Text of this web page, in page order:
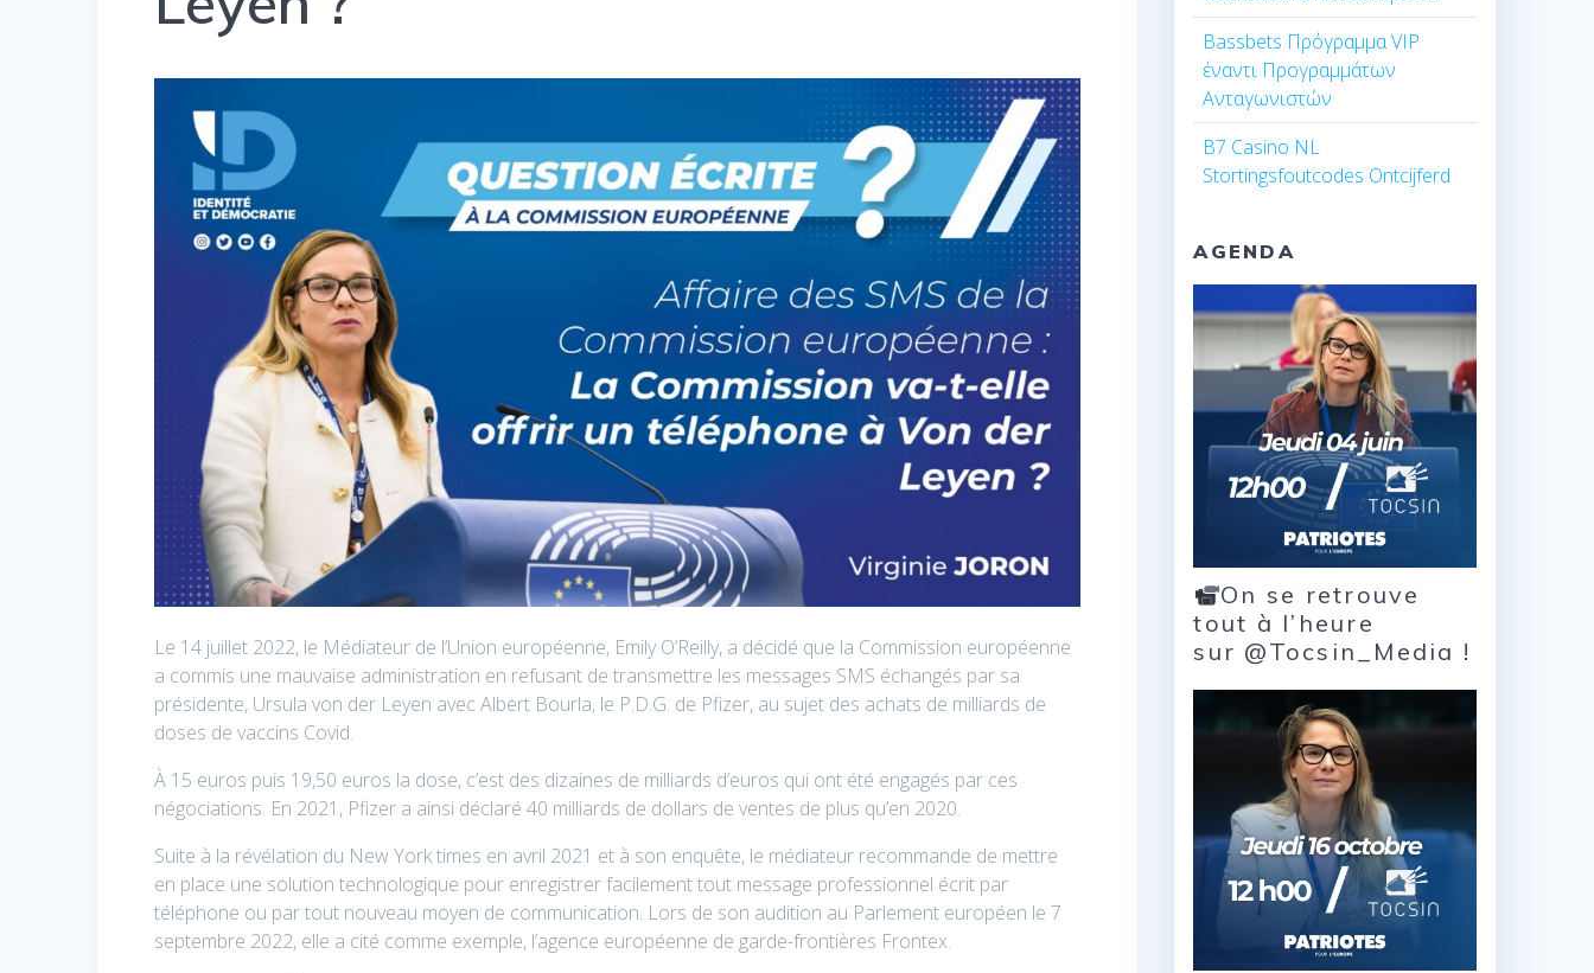
Le 14 juillet 2022, le Médiateur de l’Union européenne, Emily O’Reilly, a décidé que la Commission européenne
a commis une mauvaise administration en refusant de transmettre les messages SMS échangés par sa
présidente, Ursula von der Leyen avec Albert Bourla, le P.D.G. de Pfizer, au sujet des achats de milliards de
doses de vaccins Covid.
À 15 euros puis 19,50 euros la dose, c’est des dizaines de milliards d’euros qui ont été engagés par ces
négociations. En 2021, Pfizer a ainsi déclaré 40 milliards de dollars de ventes de plus qu’en 2020.
Suite à la révélation du New York times en avril 2021 et à son enquête, le médiateur recommande de mettre
en place une solution technologique pour enregistrer facilement tout message professionnel écrit par
téléphone ou par tout nouveau moyen de communication. Lors de son audition au Parlement européen le 7
septembre 2022, elle a cité comme exemple, l’agence européenne de garde-frontières Frontex.
Bassbets Πρόγραμμα VIP
έναντι Προγραμμάτων
Ανταγωνιστών
B7 Casino NL
Stortingsfoutcodes Ontcijferd
AGENDA
On se retrouve
tout à l’heure
sur @Tocsin_Media !